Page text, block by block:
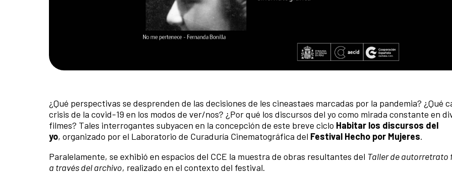
¿Qué perspectivas se desprenden de las decisiones de les cineastaes marcadas por la pandemia? ¿Qué
crisis de la covid-19 en los modos de ver/nos? ¿Por qué los discursos del yo como mirada constante en
filmes? Tales interrogantes subyacen en la concepción de este breve ciclo Habitar los discursos del
yo, organizado por el Laboratorio de Curaduría Cinematográfica del Festival Hecho por Mujeres.
Paralelamente, se exhibió en espacios del CCE la muestra de obras resultantes del Taller de autorretrato
a través del archivo, realizado en el contexto del festival.